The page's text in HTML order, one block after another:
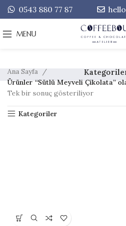
0543 880 77 87
MENU
Ana Sayfa
Ürünler “Sütlü Meyveli Çikolata”
Tek bir sonuç gösteriliyor
Kategoriler